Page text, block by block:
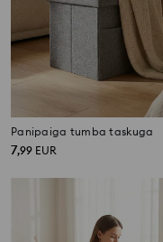
Panipaiga tumba taskuga
7,99 EUR